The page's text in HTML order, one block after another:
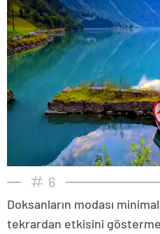
6
Doksanların modası
tekrardan etkisini